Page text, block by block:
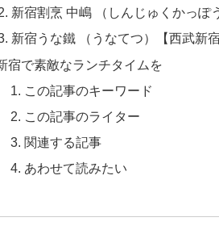
新宿割烹 中嶋 （しんじゅくかっぽ
新宿うな鐵 （うなてつ）【西武新宿
宿で素敵なランチタイムを
この記事のキーワード
この記事のライター
関連する記事
あわせて読みたい